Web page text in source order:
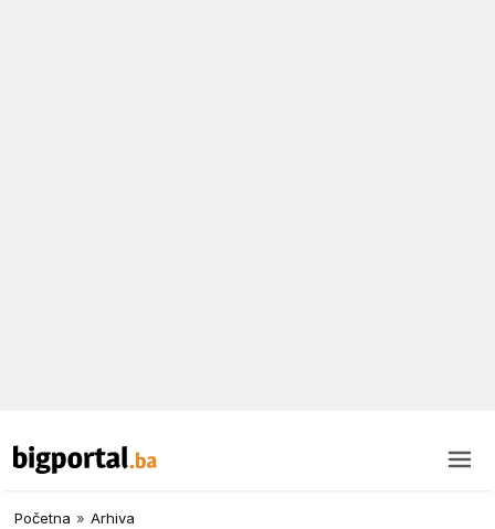
Početna » Arhiva